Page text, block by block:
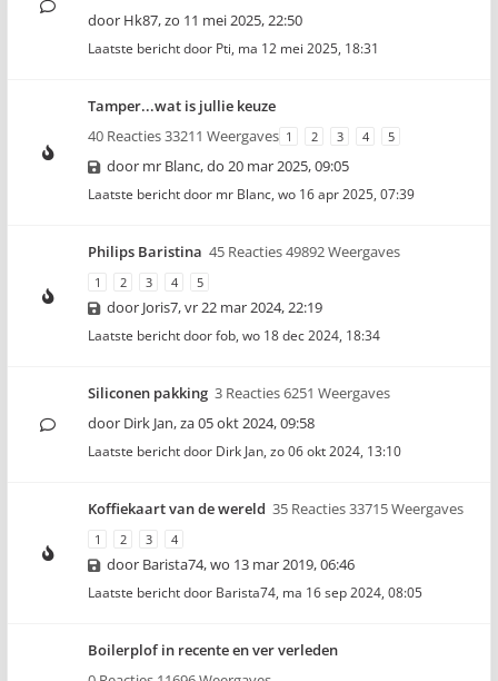
door Hk87,zo 11 mei 2025, 22:50
Laatste bericht door Pti, ma 12 mei 2025, 18:31
Tamper...wat is jullie keuze
40 Reacties 33211 Weergaves 1 2 3 4 5
door mr Blanc,do 20 mar 2025, 09:05
Laatste bericht door mr Blanc, wo 16 apr 2025, 07:39
Philips Baristina 45 Reacties 49892 Weergaves
1 2 3 4 5
door Joris7,vr 22 mar 2024, 22:19
Laatste bericht doorfob, wo 18 dec 2024, 18:34
Siliconen pakking 3 Reacties 6251 Weergaves
door Dirk Jan,za 05 okt 2024, 09:58
Laatste bericht door Dirk Jan, zo 06 okt 2024, 13:10
Koffiekaart van de wereld 35 Reacties 33715 Weergaves
1 2 3 4
door Barista74,wo 13 mar 2019, 06:46
Laatste bericht door Barista74, ma 16 sep 2024, 08:05
Boilerplof in recente en ver verleden